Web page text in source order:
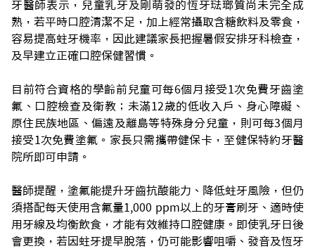
牙醫師表示，兒童乳牙及剛萌發的恆牙琺瑯質尚未完全成
熟，若平時口腔清潔不足，加上經常攝取含糖飲料及零食，
容易提高蛀牙機率，因此建議家長把握暑假安排牙科檢查，
及早建立正確口腔保健習慣。
目前符合資格的學齡前兒童可每6個月接受1次免費牙齒塗
氟、口腔檢查及衛教；未滿12歲的低收入戶、身心障礙、
原住民族地區、偏遠及離島等特殊身分兒童，則可每3個月
接受1次免費塗氟。家長只需攜帶健保卡，至健保特約牙醫
院所即可申請。
醫師提醒，塗氟能提升牙齒抗酸能力、降低蛀牙風險，但仍
須搭配每天使用含氟量1,000 ppm以上的牙膏刷牙、適時使
用牙線及均衡飲食，才能有效維持口腔健康。即使乳牙日後
會更換，若因蛀牙提早脫落，仍可能影響咀嚼、發音及恆牙